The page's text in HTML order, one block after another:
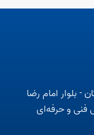
- بلوار امام رضا
فنی و حرفه‌ای